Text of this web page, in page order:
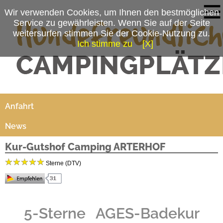
Campingplatzmenü
Anfahrt
News
Kur-Gutshof Camping ARTERHOF
Sterne (DTV)
Auf unserem familiengeführten Kur-Gutshof Camping Arterhof erleben Sie einmalige
Momente in angenehmer und zwangloser Atmosphäre, bei Camping-Wohnen, Kuren und
5-Sterne AGES-Badekur
Wir verwenden Cookies, um Ihnen den bestmöglichen
Service zu gewährleisten. Wenn Sie auf der Seite
weitersurfen stimmen Sie der Cookie-Nutzung zu.
Ich stimme zu
[X]